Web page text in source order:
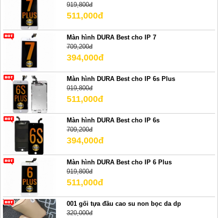
919,800đ
511,000đ
Màn hình DURA Best cho IP 7
709,200đ
394,000đ
Màn hình DURA Best cho IP 6s Plus
919,800đ
511,000đ
Màn hình DURA Best cho IP 6s
709,200đ
394,000đ
Màn hình DURA Best cho IP 6 Plus
919,800đ
511,000đ
001 gối tựa đầu cao su non bọc da dp
320,000đ